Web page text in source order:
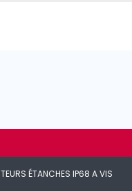
ÉTANCHES IP68 A VIS